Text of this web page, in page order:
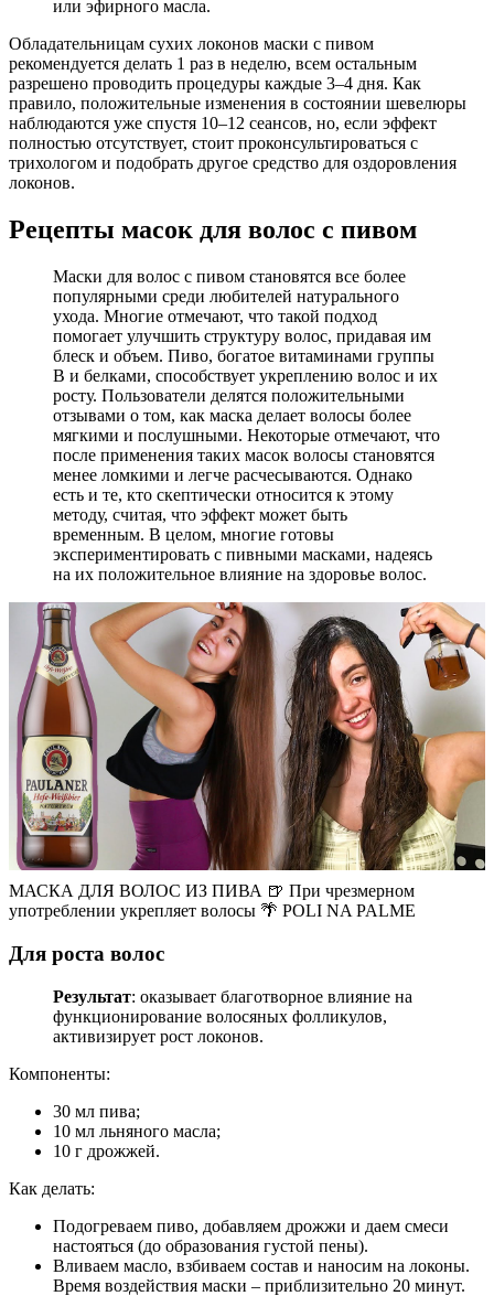
или эфирного масла.
Обладательницам сухих локонов маски с пивом
рекомендуется делать 1 раз в неделю, всем остальным
разрешено проводить процедуры каждые 3–4 дня. Как
правило, положительные изменения в состоянии шевелюры
наблюдаются уже спустя 10–12 сеансов, но, если эффект
полностью отсутствует, стоит проконсультироваться с
трихологом и подобрать другое средство для оздоровления
локонов.
Рецепты масок для волос с пивом
Маски для волос с пивом становятся все более
популярными среди любителей натурального
ухода. Многие отмечают, что такой подход
помогает улучшить структуру волос, придавая им
блеск и объем. Пиво, богатое витаминами группы
B и белками, способствует укреплению волос и их
росту. Пользователи делятся положительными
отзывами о том, как маска делает волосы более
мягкими и послушными. Некоторые отмечают, что
после применения таких масок волосы становятся
менее ломкими и легче расчесываются. Однако
есть и те, кто скептически относится к этому
методу, считая, что эффект может быть
временным. В целом, многие готовы
экспериментировать с пивными масками, надеясь
на их положительное влияние на здоровье волос.
МАСКА ДЛЯ ВОЛОС ИЗ ПИВА 🍺 При чрезмерном
употреблении укрепляет волосы 🌴 POLI NA PALME
Для роста волос
Результат: оказывает благотворное влияние на
функционирование волосяных фолликулов,
активизирует рост локонов.
Компоненты:
30 мл пива;
10 мл льняного масла;
10 г дрожжей.
Как делать:
Подогреваем пиво, добавляем дрожжи и даем смеси
настояться (до образования густой пены).
Вливаем масло, взбиваем состав и наносим на локоны.
Время воздействия маски – приблизительно 20 минут.